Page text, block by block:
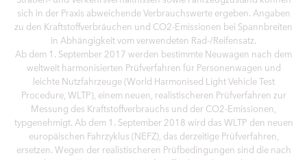
sich in der Praxis abweichende Verbrauchswerte ergeben. Angaben
zu den Kraftstoffverbräuchen und CO2-Emissionen bei Spannbreiten
in Abhängigkeit vom verwendeten Rad-/Reifensatz.
Ab dem 1. September 2017 werden bestimmte Neuwagen nach dem
weltweit harmonisierten Prüfverfahren für Personenwagen und
leichte Nutzfahrzeuge (World Harmonised Light Vehicle Test
Procedure, WLTP), einem neuen, realistischeren Prüfverfahren zur
Messung des Kraftstoffverbrauchs und der CO2-Emissionen,
typgenehmigt. Ab dem 1. September 2018 wird das WLTP den neuen
europäischen Fahrzyklus (NEFZ), das derzeitige Prüfverfahren,
ersetzen. Wegen der realistischeren Prüfbedingungen sind die nach